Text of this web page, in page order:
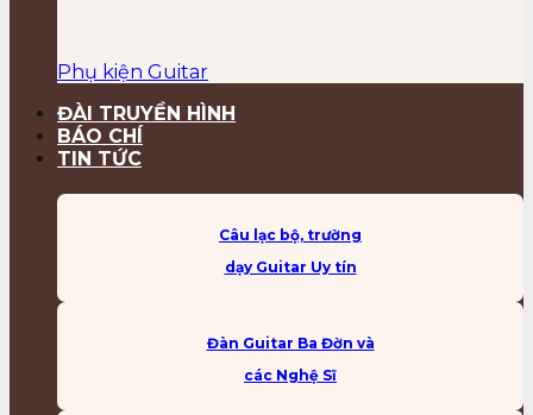
Phụ kiện Guitar
ĐÀI TRUYỀN HÌNH
BÁO CHÍ
TIN TỨC
Câu lạc bộ, trường
dạy Guitar Uy tín
Đàn Guitar Ba Đờn và
các Nghệ Sĩ